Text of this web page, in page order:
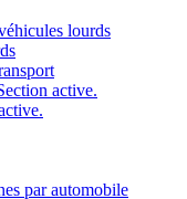
lourds
active.
par automobile